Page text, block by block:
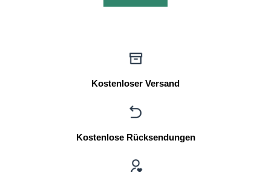
Kostenloser Versand
Kostenlose Rücksendungen